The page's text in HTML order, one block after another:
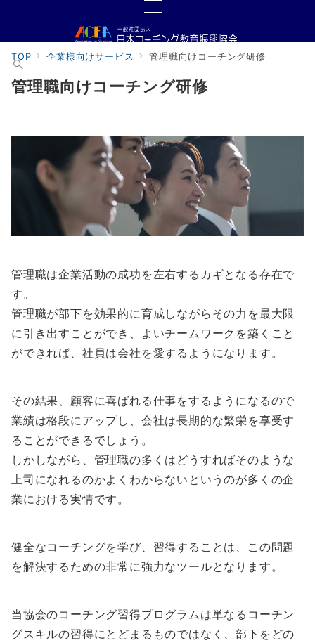
TOP 企業様向けサービス 管理職向けコーチング研修
管理職向けコーチング研修
管理職は企業活動の成功を左右するカギとなる存在で
す。
管理職が部下を効果的に育成しながらその力を最大限
に引き出すことができ、よいチームワークを築くこと
ができれば、社員は会社を愛するようになります。
その結果、顧客に喜ばれる仕事をするようになるので
業績は格段にアップし、会社は長期的な繁栄を享受す
ることができるでしょう。
しかしながら、管理職の多くはどうすればそのような
上司になれるのかよくわからないというのが多くの企
業における実情です。
健全なコーチングを学び、習得することは、この問題
を解決するための非常に強力なツールとなります。
当協会のコーチング習得プログラムは単なるコーチン
グスキルの習得にとどまるものではなく、部下をどの